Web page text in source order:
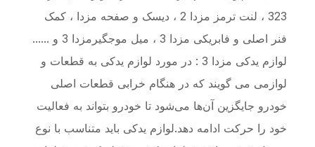
323 ، لنت ترمز مزدا 2 ، دیسک و صفحه مزدا ، کمک
فنر اصلی و فابریکی مزدا 3 ، میل موجگیرمزدا 3 و ......
لوازم یدکی مزدا 3 : در مورد لوازم یدکی به قطعات و
لوازمی می گویند که در هنگام خرابی قطعات اصلی
خودرو جایگزین آن‌ها می‌شود تا خودرو بتواند به فعالیت
خود را حرکت ادامه دهد.لوازم یدکی باید متناسب با نوع